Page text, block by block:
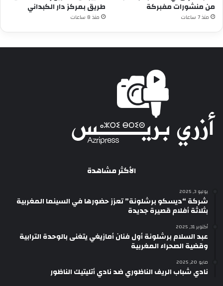
من منشورات مفبركة
منذ 7 ساعات
طريق بمركز دار الكبداني
منذ 8 ساعات
الأكثر مشاهدة
يوليو 3, 2025
شركة “ديسكو برشلونة” تعزز حضورها في السينما المغربية
بثلاثة أفلام قصيرة جديدة
أكتوبر 31, 2025
عبد السلام برشلونة أول فنان أمازيغي يتغنى بالوحدة الترابية
وقضية الصحراء المغربية
مايو 20, 2025
نادي شباب الريف الناظوري ضد نادي أتليتيك الناظور